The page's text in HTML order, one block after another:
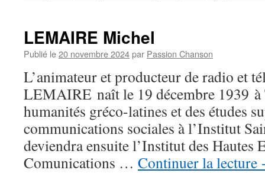
LEMAIRE Michel
Publié le20 novembre 2024par Passion Chanson
L’animateur et producteur de radio et
LEMAIRE naît le 19 décembre 1939 à
humanités gréco-latines et des études
communications sociales à l’Institut
deviendra ensuite l’Institut des Hautes
Comunications … Continuer la lecture